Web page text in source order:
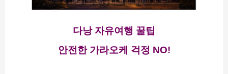
다낭 자유여행 꿀팁
안전한 가라오케 걱정 NO!